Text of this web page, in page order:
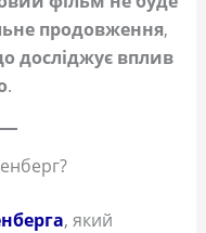
продовження,
досліджує вплив
.
, який